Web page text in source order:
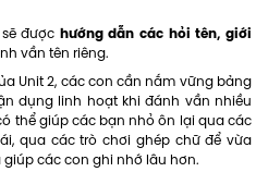
được hướng dẫn các hỏi tên, giới
vần tên riêng.
Unit 2, các con cần nắm vững bảng
dụng linh hoạt khi đánh vần nhiều
thể giúp các bạn nhỏ ôn lại qua các
qua các trò chơi ghép chữ để vừa
các con ghi nhớ lâu hơn.